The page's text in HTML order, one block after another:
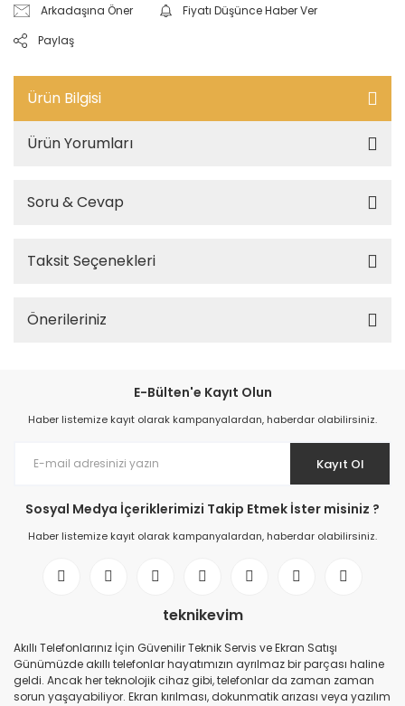
Arkadaşına Öner
Fiyatı Düşünce Haber Ver
Paylaş
Ürün Bilgisi
Ürün Yorumları
Soru & Cevap
Taksit Seçenekleri
Önerileriniz
E-Bülten'e Kayıt Olun
Haber listemize kayıt olarak kampanyalardan, haberdar olabilirsiniz.
Kayıt Ol
Sosyal Medya İçeriklerimizi Takip Etmek İster misiniz ?
Haber listemize kayıt olarak kampanyalardan, haberdar olabilirsiniz.
teknikevim
Akıllı Telefonlarınız İçin Güvenilir Teknik Servis ve Ekran Satışı
Günümüzde akıllı telefonlar hayatımızın ayrılmaz bir parçası haline
geldi. Ancak her teknolojik cihaz gibi, telefonlar da zaman zaman
sorun yaşayabiliyor. Ekran kırılması, dokunmatik arızası veya yazılım